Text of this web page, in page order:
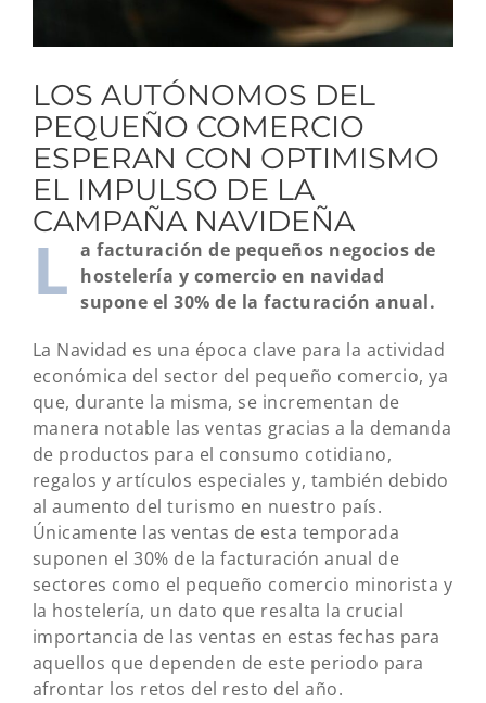
LOS AUTÓNOMOS DEL
PEQUEÑO COMERCIO
ESPERAN CON OPTIMISMO
EL IMPULSO DE LA
CAMPAÑA NAVIDEÑA
L a facturación de pequeños negocios de
hostelería y comercio en navidad
supone el 30% de la facturación anual.
La Navidad es una época clave para la actividad
económica del sector del pequeño comercio, ya
que, durante la misma, se incrementan de
manera notable las ventas gracias a la demanda
de productos para el consumo cotidiano,
regalos y artículos especiales y, también debido
al aumento del turismo en nuestro país.
Únicamente las ventas de esta temporada
suponen el 30% de la facturación anual de
sectores como el pequeño comercio minorista y
la hostelería, un dato que resalta la crucial
importancia de las ventas en estas fechas para
aquellos que dependen de este periodo para
afrontar los retos del resto del año.